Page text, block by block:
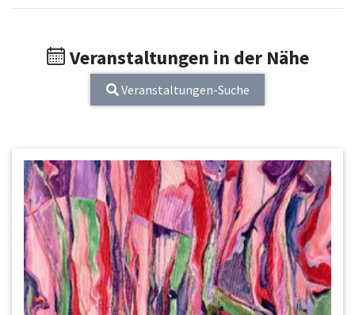
Veranstaltungen in der Nähe
Veranstaltungen-Suche